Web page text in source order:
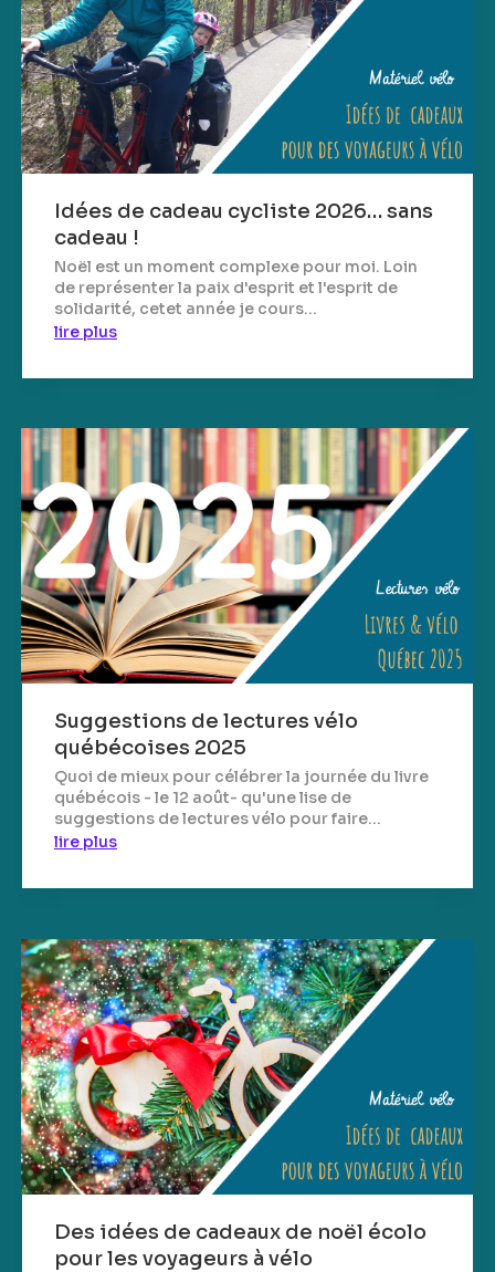
Idées de cadeau cycliste 2026… sans
cadeau !
Noël est un moment complexe pour moi. Loin
de représenter la paix d'esprit et l'esprit de
solidarité, cetet année je cours...
lire plus
Suggestions de lectures vélo
québécoises 2025
Quoi de mieux pour célébrer la journée du livre
québécois - le 12 août- qu'une lise de
suggestions de lectures vélo pour faire...
lire plus
Des idées de cadeaux de noël écolo
pour les voyageurs à vélo